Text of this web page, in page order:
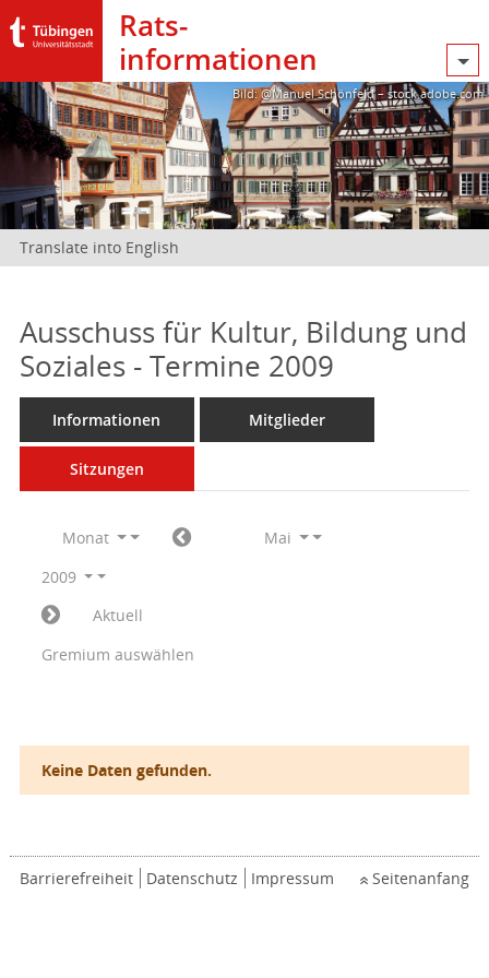
Rats­
informationen
Bild: @Manuel Schönfeld – stock.adobe.com
Translate into English
Ausschuss für Kultur, Bildung und
Soziales - Termine 2009
Informationen Mitglieder
Sitzungen
Monat
Mai
2009
Aktuell
Gremium auswählen
Keine Daten gefunden.
Barrierefreiheit Datenschutz Impressum Seitenanfang